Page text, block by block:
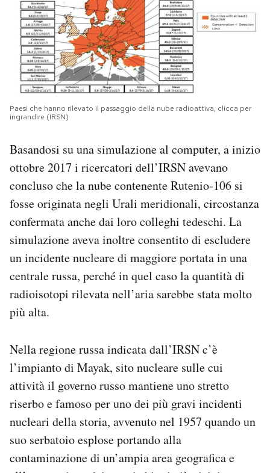
Paesi che hanno rilevato il passaggio della nube radioattiva, clicca per
ingrandire (IRSN)
Basandosi su una simulazione al computer, a inizio
ottobre 2017 i ricercatori dell’IRSN avevano
concluso che la nube contenente Rutenio-106 si
fosse originata negli Urali meridionali, circostanza
confermata anche dai loro colleghi tedeschi. La
simulazione aveva inoltre consentito di escludere
un incidente nucleare di maggiore portata in una
centrale russa, perché in quel caso la quantità di
radioisotopi rilevata nell’aria sarebbe stata molto
più alta.
Nella regione russa indicata dall’IRSN c’è
l’impianto di Mayak, sito nucleare sulle cui
attività il governo russo mantiene uno stretto
riserbo e famoso per uno dei più gravi incidenti
nucleari della storia, avvenuto nel 1957 quando un
suo serbatoio esplose portando alla
contaminazione di un’ampia area geografica e